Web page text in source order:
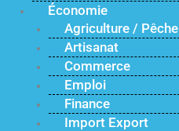
Économie
Agriculture / Pêche
Artisanat
Commerce
Emploi
Finance
Import Export